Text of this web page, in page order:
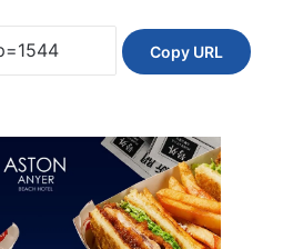
Copy URL